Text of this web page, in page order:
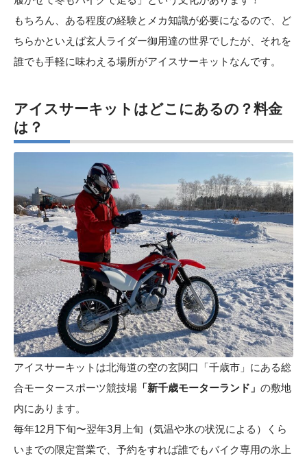
もちろん、ある程度の経験とメカ知識が必要になるので、ど
ちらかといえば玄人ライダー御用達の世界でしたが、それを
誰でも手軽に味わえる場所がアイスサーキットなんです。
アイスサーキットはどこにあるの？料金
は？
アイスサーキットは北海道の空の玄関口「千歳市」にある総
合モータースポーツ競技場 「新千歳モーターランド 」 の敷地
内にあります。
毎年12月下旬〜翌年3月上旬（気温や氷の状況による）くら
いまでの限定営業で、予約をすれば誰でもバイク専用の氷上